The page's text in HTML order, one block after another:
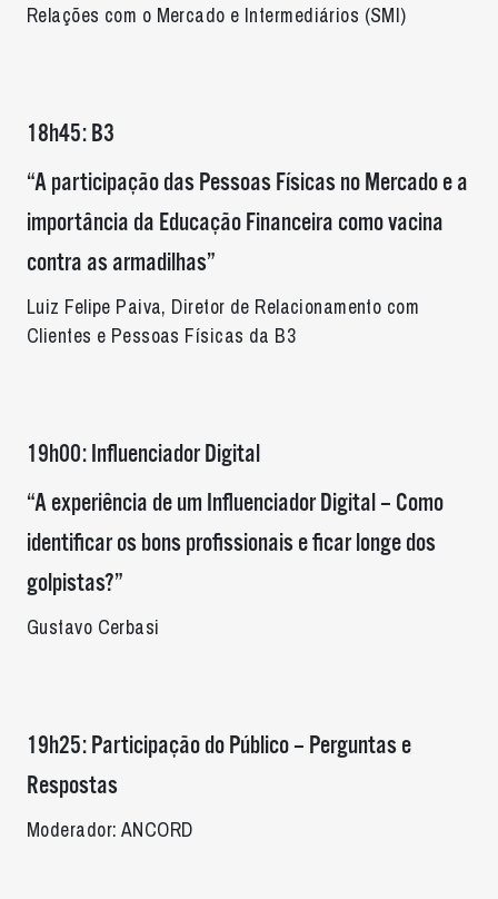
Relações com o Mercado e Intermediários (SMI)
18h45: B3
“A participação das Pessoas Físicas no Mercado e a
importância da Educação Financeira como vacina
contra as armadilhas”
Luiz Felipe Paiva, Diretor de Relacionamento com
Clientes e Pessoas Físicas da B3
19h00: Influenciador Digital
“A experiência de um Influenciador Digital – Como
identificar os bons profissionais e ficar longe dos
golpistas?”
Gustavo Cerbasi
19h25: Participação do Público – Perguntas e
Respostas
Moderador: ANCORD